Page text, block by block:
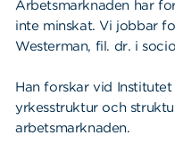
Arbetsmarknaden har
inte minskat. Vi jobbar
Westerman, fil. dr. i
Han forskar vid
yrkesstruktur och
arbetsmarknaden.